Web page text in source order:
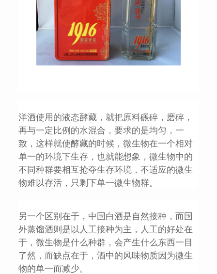
洋酒使用的液态酵藏，就把原料碾碎，磨碎，
再与一定比例的水混合，要求的是均匀，一
致，这样就使酵藏的时候，微生物在一个相对
单一的环境下生存，也就能想象，微生物中的
不同种群要相互抢夺生存环境，不适应的微生
物难以存活，只剩下单一微生物群。
另一个区别在于，中国白酒是自然接种，而国
外蒸馏酒则是以人工接种为主，人工的好处在
于，微生物是什么种群，会产生什么东西一目
了然，而缺点在于，酒中的风味物质因为微生
物的单一而减少。